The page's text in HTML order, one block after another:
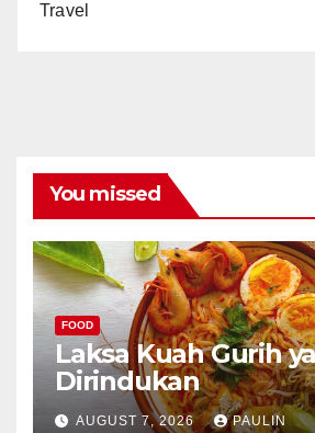
Travel
You missed
FOOD
Laksa Kuah Gurih
Dirindukan
AUGUST 7, 2026 PAULIN